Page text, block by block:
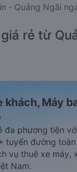
- Quảng Ngãi
rẻ từ
khách, Máy
đa phương tiện
tuyến đường
vụ thuê xe máy,
Nam.